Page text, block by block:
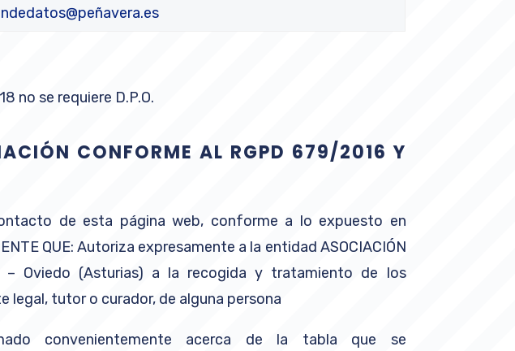
no se requiere D.P.O.
CONFORME AL RGPD 679/2016 Y
de esta página web, conforme a lo expuesto en
QUE: Autoriza expresamente a la entidad ASOCIACIÓN
– Oviedo (Asturias) a la recogida y tratamiento de los
legal, tutor o curador, de alguna persona
convenientemente acerca de la tabla que se